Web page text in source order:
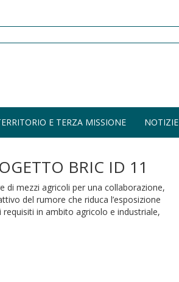
E TERZA MISSIONE NOTIZIE
BRIC ID 11
di mezzi agricoli per una collaborazione,
del rumore che riduca l’esposizione
in ambito agricolo e industriale,